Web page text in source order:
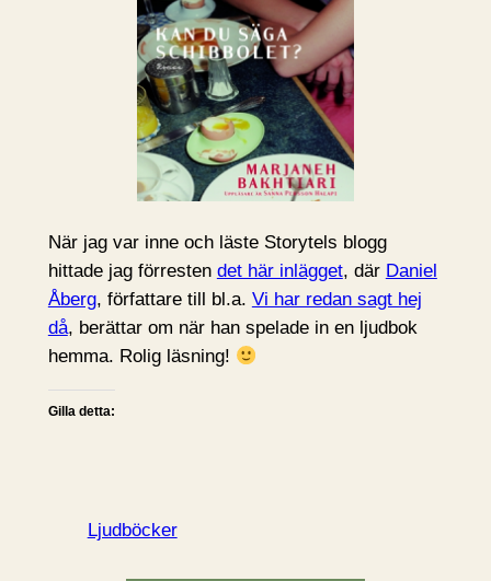
När jag var inne och läste Storytels blogg
hittade jag förresten det här inlägget, där Daniel
Åberg, författare till bl.a. Vi har redan sagt hej
då, berättar om när han spelade in en ljudbok
hemma. Rolig läsning!
Gilla detta:
Ljudböcker